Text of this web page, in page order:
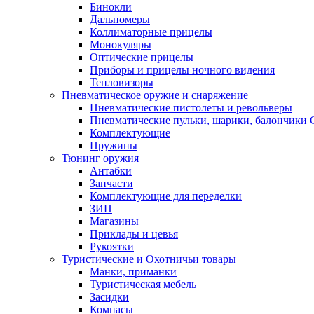
Бинокли
Дальномеры
Коллиматорные прицелы
Монокуляры
Оптические прицелы
Приборы и прицелы ночного видения
Тепловизоры
Пневматическое оружие и снаряжение
Пневматические пистолеты и револьверы
Пневматические пульки, шарики, балончики
Комплектующие
Пружины
Тюнинг оружия
Антабки
Запчасти
Комплектующие для переделки
ЗИП
Магазины
Приклады и цевья
Рукоятки
Туристические и Охотничьи товары
Манки, приманки
Туристическая мебель
Засидки
Компасы